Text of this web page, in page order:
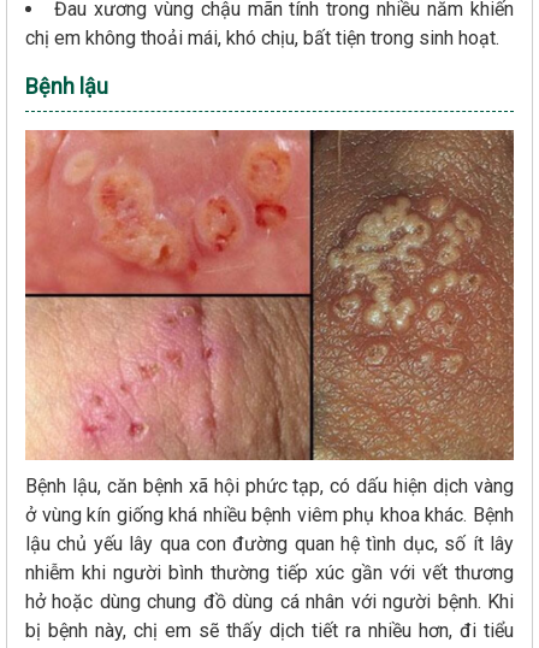
Đau xương vùng chậu mãn tính trong nhiều năm khiến
chị em không thoải mái, khó chịu, bất tiện trong sinh hoạt.
Bệnh lậu
Bệnh lậu, căn bệnh xã hội phức tạp, có dấu hiện dịch vàng
ở vùng kín giống khá nhiều bệnh viêm phụ khoa khác. Bệnh
lậu chủ yếu lây qua con đường quan hệ tình dục, số ít lây
nhiễm khi người bình thường tiếp xúc gần với vết thương
hở hoặc dùng chung đồ dùng cá nhân với người bệnh. Khi
bị bệnh này, chị em sẽ thấy dịch tiết ra nhiều hơn, đi tiểu